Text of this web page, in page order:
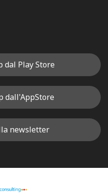
dal Play Store
dall'AppStore
newsletter